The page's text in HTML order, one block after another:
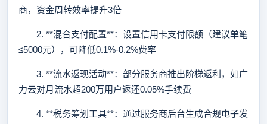
商，资金周转效率提升3倍
2. **混合支付配置**：设置信用卡支付限额（建议单笔
≤5000元），可降低0.1%-0.2%费率
3. **流水返现活动**：部分服务商推出阶梯返利，如广
力云对月流水超200万用户返还0.05%手续费
4. **税务筹划工具**：通过服务商后台生成合规电子发